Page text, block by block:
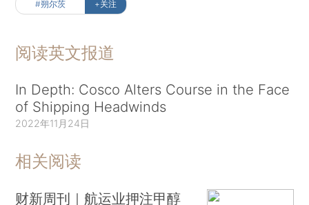
#朔尔茨 +关注
阅读英文报道
In Depth: Cosco Alters Course in the Face
of Shipping Headwinds
2022年11月24日
相关阅读
财新周刊｜航运业押注甲醇